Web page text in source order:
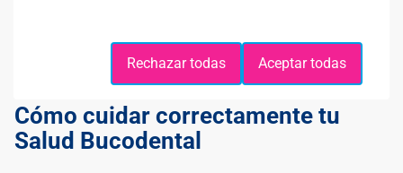
Cómo cuidar correctamente tu
Salud Bucodental
Rechazar todas Aceptar todas